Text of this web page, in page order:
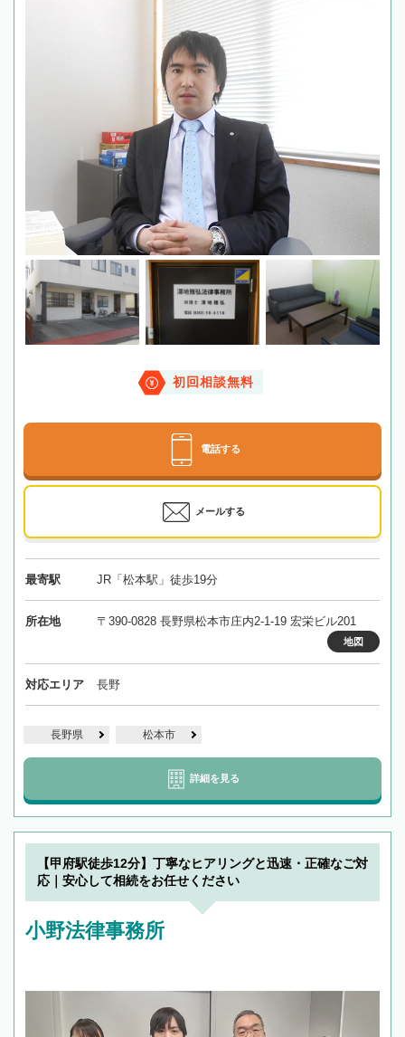
初回相談無料
電話する
メールする
最寄駅 JR「松本駅」徒歩19分
所在地 〒390-0828 長野県松本市庄内2-1-19 宏栄ビル201
地図
対応エリア 長野
長野県 松本市
詳細を見る
【甲府駅徒歩12分】丁寧なヒアリングと迅速・正確なご対
応｜安心して相続をお任せください
小野法律事務所